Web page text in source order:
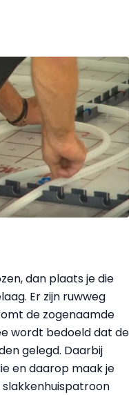
dan plaats je die
Er zijn ruwweg
de zogenaamde
wordt bedoeld dat de
gelegd. Daarbij
en daarop maak je